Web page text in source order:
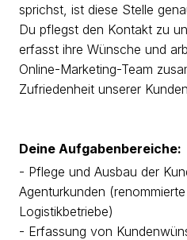
sprichst, ist diese Stelle
Du pflegst den Kontakt zu
erfasst ihre Wünsche und
Online-Marketing-Team
Zufriedenheit unserer
Deine Aufgabenbereiche:
- Pflege und Ausbau der
Agenturkunden
Logistikbetriebe)
- Erfassung von